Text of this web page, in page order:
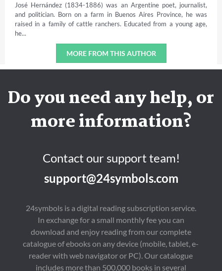
José Hernández (1834-1886) was an Argentine poet, journalist,
and politician. Born on a farm in Buenos Aires Province, he was
raised in a family of cattle ranchers. Educated from a young age,
he...
MORE FROM THIS AUTHOR
Do you need any help, or
more information?
Contact our support team!
support@24symbols.com
24symbols is a digital reading subscription service.
In exchange for a small monthly fee you can
download and enjoy reading from our complete
catalogue of ebooks on any device (mobile, tablet, e-
reader with web navigator or PC). Our catalogue
includes more than 500,000 books in several